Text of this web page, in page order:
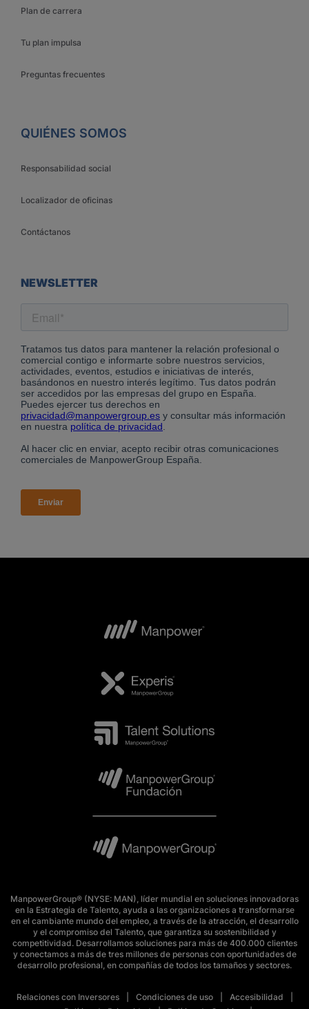
Plan de carrera
Tu plan impulsa
Preguntas frecuentes
QUIÉNES SOMOS
Responsabilidad social
Localizador de oficinas
Contáctanos
NEWSLETTER
ManpowerGroup® (NYSE: MAN), líder mundial en soluciones innovadoras
en la Estrategia de Talento, ayuda a las organizaciones a transformarse
en el cambiante mundo del empleo, a través de la atracción, el desarrollo
y el compromiso del Talento, que garantiza su sostenibilidad y
competitividad. Desarrollamos soluciones para más de 400.000 clientes
y conectamos a más de tres millones de personas con oportunidades de
desarrollo profesional, en compañías de todos los tamaños y sectores.
Relaciones con Inversores Condiciones de uso
Accesibilidad